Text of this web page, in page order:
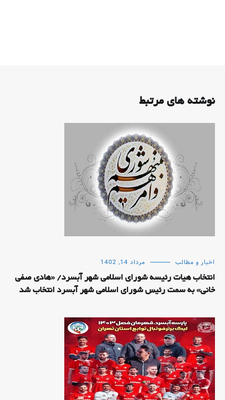
نوشته های مرتبط
اخبار و مطالب مرداد 14, 1402
انتخاب هیات رئیسه شورای اسلامی شهر آبسرد/ «هادی صفی
خانی» به سمت رئیس شورای اسلامی شهر آبسرد انتخاب شد